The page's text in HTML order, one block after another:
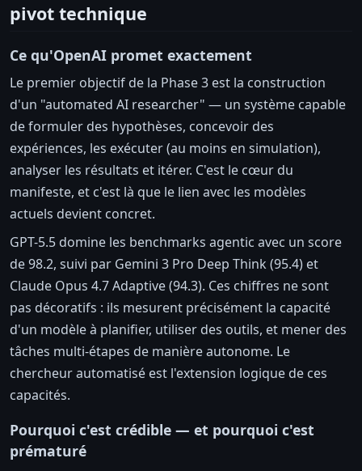
pivot technique
Ce qu'OpenAI promet exactement
Le premier objectif de la Phase 3 est la construction
d'un "automated AI researcher" — un système capable
de formuler des hypothèses, concevoir des
expériences, les exécuter (au moins en simulation),
analyser les résultats et itérer. C'est le cœur du
manifeste, et c'est là que le lien avec les modèles
actuels devient concret.
GPT-5.5 domine les benchmarks agentic avec un score
de 98.2, suivi par Gemini 3 Pro Deep Think (95.4) et
Claude Opus 4.7 Adaptive (94.3). Ces chiffres ne sont
pas décoratifs : ils mesurent précisément la capacité
d'un modèle à planifier, utiliser des outils, et mener des
tâches multi-étapes de manière autonome. Le
chercheur automatisé est l'extension logique de ces
capacités.
Pourquoi c'est crédible — et pourquoi c'est
prématuré